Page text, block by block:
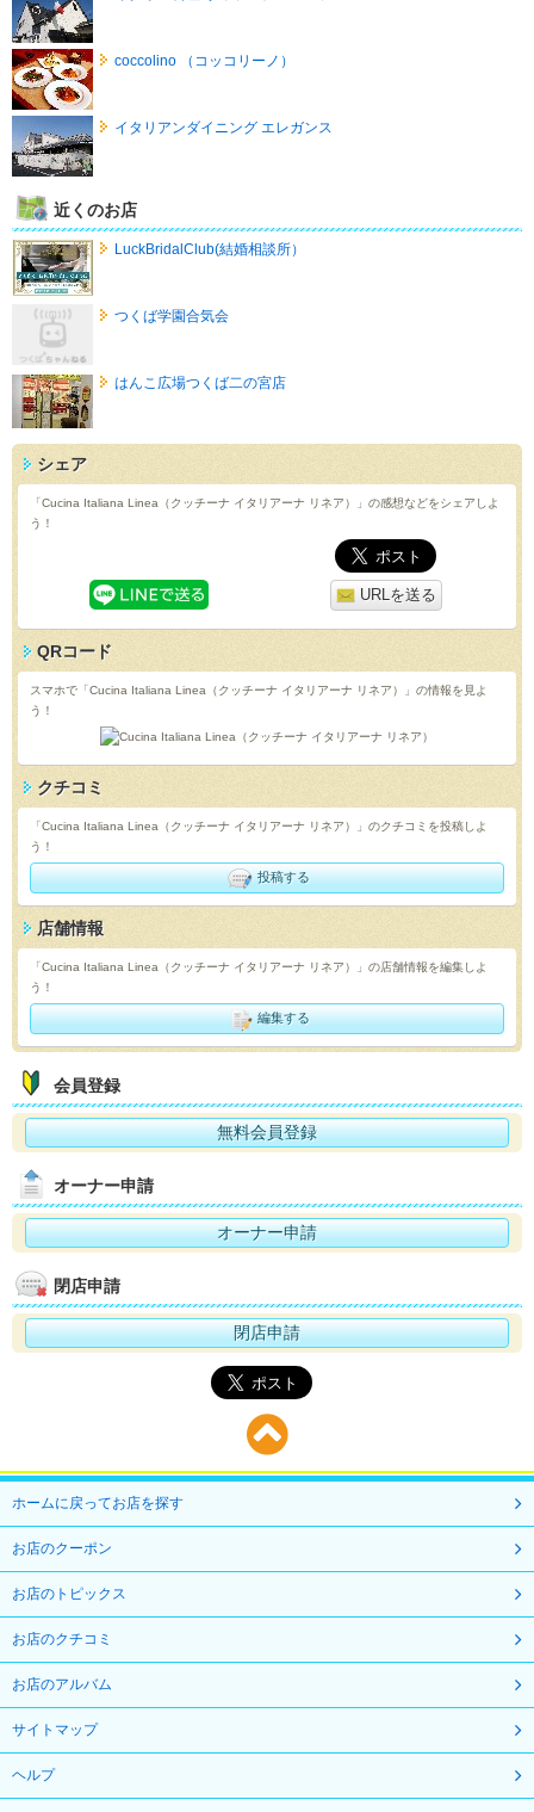
coccolino （コッコリーノ）
イタリアンダイニング エレガンス
近くのお店
LuckBridalClub(結婚相談所）
つくば学園合気会
はんこ広場つくば二の宮店
シェア
「Cucina Italiana Linea（クッチーナ イタリアーナ リネア）」の感想などをシェアしよ
う！
URLを送る
QRコード
スマホで「Cucina Italiana Linea（クッチーナ イタリアーナ リネア）」の情報を見よ
う！
クチコミ
「Cucina Italiana Linea（クッチーナ イタリアーナ リネア）」のクチコミを投稿しよ
う！
投稿する
店舗情報
「Cucina Italiana Linea（クッチーナ イタリアーナ リネア）」の店舗情報を編集しよ
う！
編集する
会員登録
無料会員登録
オーナー申請
オーナー申請
閉店申請
閉店申請
ホームに戻ってお店を探す
お店のクーポン
お店のトピックス
お店のクチコミ
お店のアルバム
サイトマップ
ヘルプ